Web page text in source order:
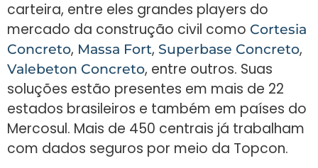
carteira, entre eles grandes players do
mercado da construção civil como Cortesia
Concreto, Massa Fort, Superbase Concreto,
Valebeton Concreto, entre outros. Suas
soluções estão presentes em mais de 22
estados brasileiros e também em países do
Mercosul. Mais de 450 centrais já trabalham
com dados seguros por meio da Topcon.